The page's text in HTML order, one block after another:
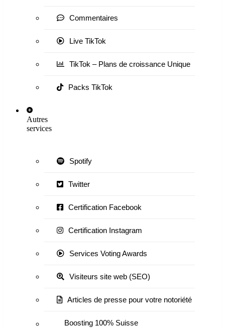
Commentaires
Live TikTok
TikTok – Plans de croissance Unique
Packs TikTok
Autres
services
Spotify
Twitter
Certification Facebook
Certification Instagram
Services Voting Awards
Visiteurs site web (SEO)
Articles de presse pour votre notoriété
Boosting 100% Suisse